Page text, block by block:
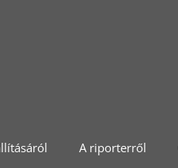
A riporterről